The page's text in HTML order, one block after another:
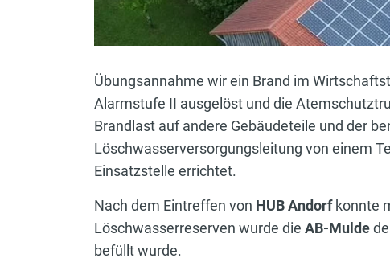
Übungsannahme wir ein Brand im
Alarmstufe II ausgelöst und die
Brandlast auf andere Gebäudeteile und der
Löschwasserversorgungsleitung von einem
Einsatzstelle errichtet.
Nach dem Eintreffen von HUB Andorfkonnte
Löschwasserreserven wurde die AB-Mulde
befüllt wurde.